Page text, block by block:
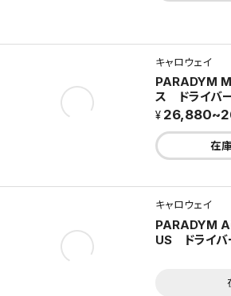
キャロウェイ
PARADYM
ス ドライバ
在
キャロウェイ
PARADYM
US ドライバ